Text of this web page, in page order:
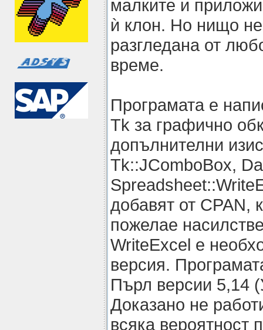
малките и
ѝ клон. Но нищо
разгледана от
време.
Програмата е
Tk за графично
допълнителни
Tk::JComboBox,
добавят от CPAN,
пожелае
WriteExcel е
версия.
Пърл версии 5,14
Доказано не
всяка вероятност